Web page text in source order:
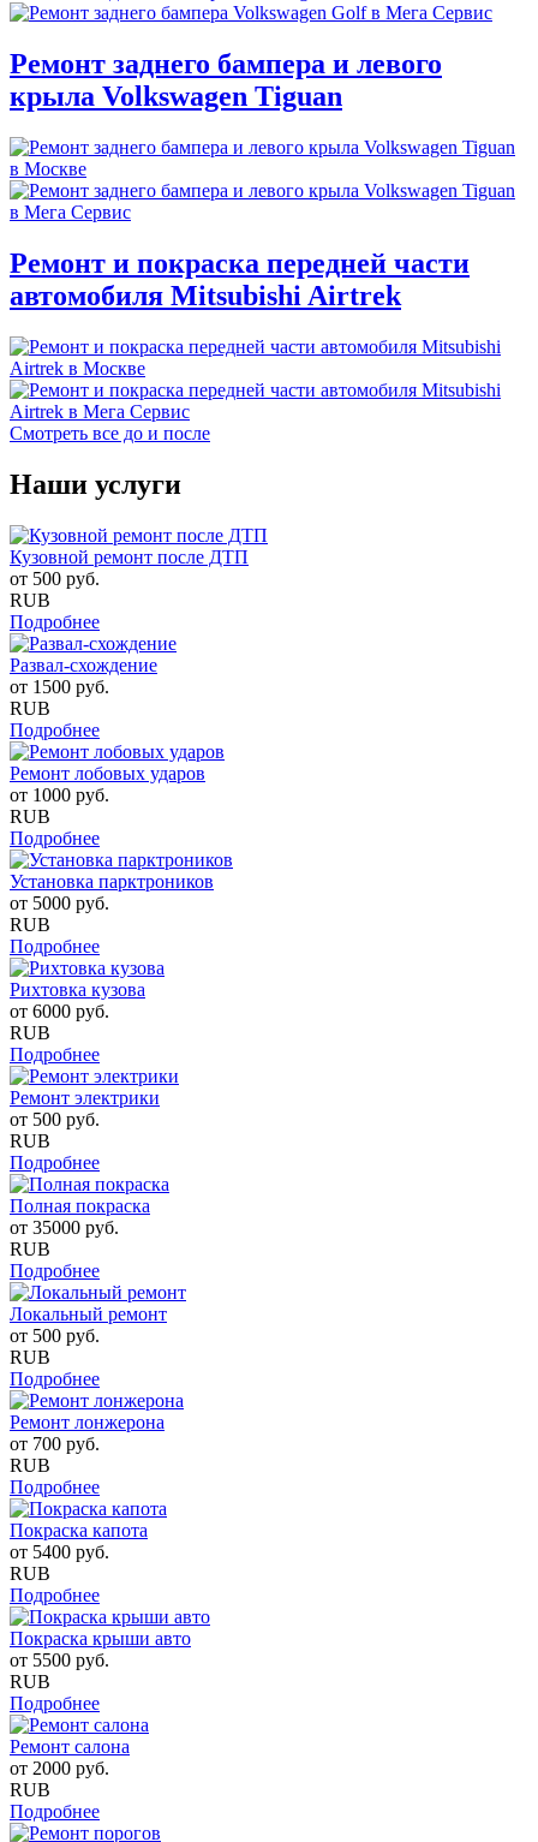
Ремонт заднего бампера и левого
крыла Volkswagen Tiguan
Ремонт и покраска передней части
автомобиля Mitsubishi Airtrek
Смотреть все до и после
Наши услуги
Кузовной ремонт после ДТП
от 500 руб.
RUB
Подробнее
Развал-схождение
от 1500 руб.
RUB
Подробнее
Ремонт лобовых ударов
от 1000 руб.
RUB
Подробнее
Установка парктроников
от 5000 руб.
RUB
Подробнее
Рихтовка кузова
от 6000 руб.
RUB
Подробнее
Ремонт электрики
от 500 руб.
RUB
Подробнее
Полная покраска
от 35000 руб.
RUB
Подробнее
Локальный ремонт
от 500 руб.
RUB
Подробнее
Ремонт лонжерона
от 700 руб.
RUB
Подробнее
Покраска капота
от 5400 руб.
RUB
Подробнее
Покраска крыши авто
от 5500 руб.
RUB
Подробнее
Ремонт салона
от 2000 руб.
RUB
Подробнее